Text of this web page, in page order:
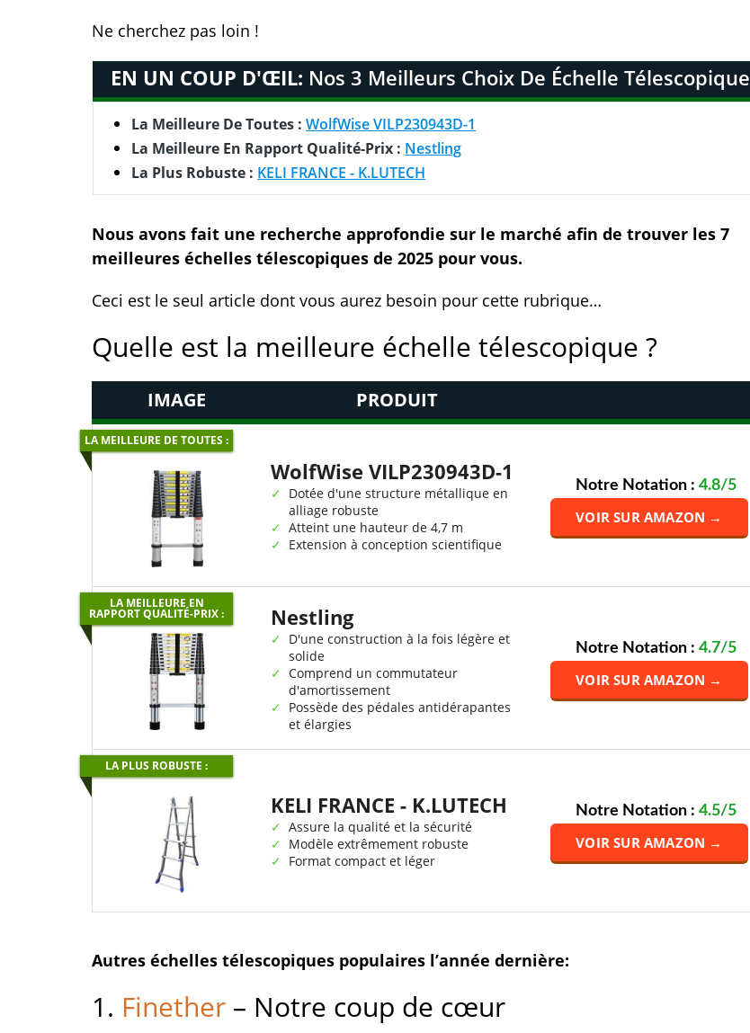
Ne cherchez pas loin !
EN UN COUP D'ŒIL: Nos 3 Meilleurs Choix De Échelle Télescopique
La Meilleure De Toutes :WolfWise VILP230943D-1
La Meilleure En Rapport Qualité-Prix : Nestling
La Plus Robuste : KELI FRANCE - K.LUTECH
Nous avons fait une recherche approfondie sur le marché afin de trouver les 7
meilleures échelles télescopiques de 2025 pour vous.
Ceci est le seul article dont vous aurez besoin pour cette rubrique…
Quelle est la meilleure échelle télescopique ?
IMAGE PRODUIT
LA MEILLEURE DE TOUTES :
WolfWise VILP230943D-1
Dotée d'une structure métallique en
alliage robuste
Atteint une hauteur de 4,7 m
Extension à conception scientifique
Notre Notation : 4.8/5
VOIR SUR AMAZON →
LA MEILLEURE EN
RAPPORT QUALITÉ-PRIX : Nestling
D'une construction à la fois légère et
solide
Comprend un commutateur
d'amortissement
Possède des pédales antidérapantes
et élargies
Notre Notation : 4.7/5
VOIR SUR AMAZON →
LA PLUS ROBUSTE :
KELI FRANCE - K.LUTECH
Assure la qualité et la sécurité
Modèle extrêmement robuste
Format compact et léger
Notre Notation : 4.5/5
VOIR SUR AMAZON →
Autres échelles télescopiques populaires l’année dernière:
1. Finether – Notre coup de cœur